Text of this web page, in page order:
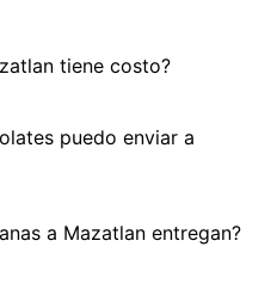
tiene costo?
puedo enviar a
a Mazatlan entregan?